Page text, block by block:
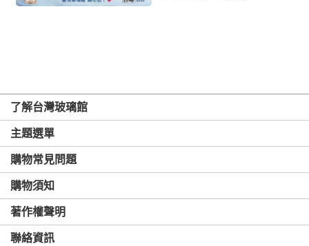
了解台灣玻璃館
主題選單
購物常見問題
購物須知
著作權聲明
聯絡資訊